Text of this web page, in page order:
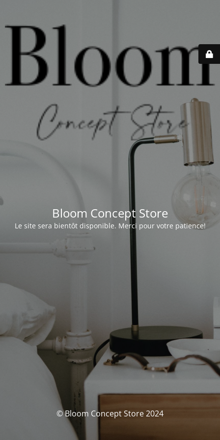
Bloom Concept Store
Le site sera bientôt disponible. Merci pour votre patience!
© Bloom Concept Store 2024